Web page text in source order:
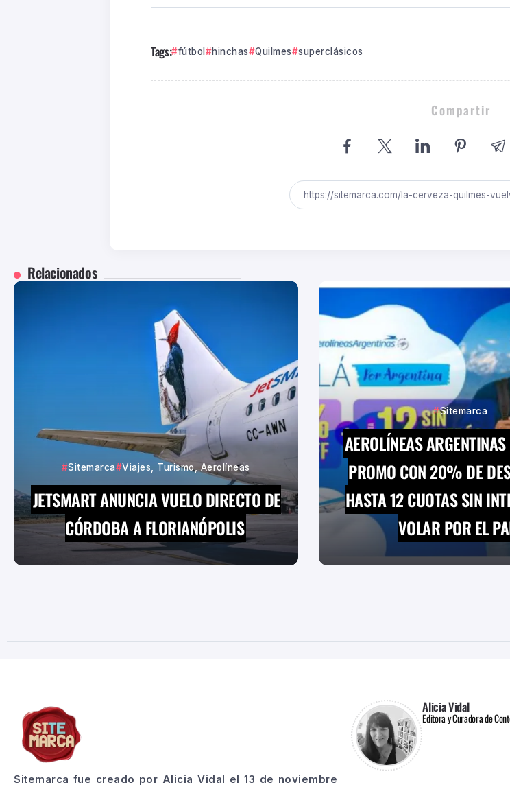
Tags: fútbol hinchas Quilmes superclásicos
Compartir
Relacionados
Sitemarca Viajes, Turismo, Aerolíneas
JETSMART ANUNCIA VUELO DIRECTO DE
CÓRDOBA A FLORIANÓPOLIS
Sitemarca
AEROLÍNEAS
PROMO CON 20% DE
HASTA 12 CUOTAS SIN
VOLAR POR EL
Sitemarca fue creado por Alicia Vidal el 13 de noviembre
Alicia Vidal
Editora y Curadora de